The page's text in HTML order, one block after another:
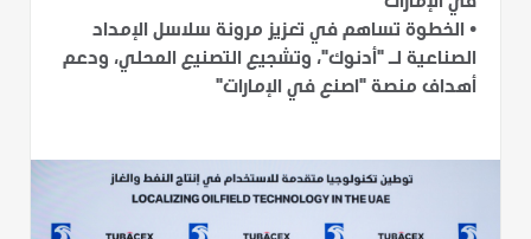
• الخطوة تساهم في تعزيز مرونة سلاسل الإمداد
الصناعية لـ "أدنوك"، وتشجيع التصنيع المحلي، ودعم
أهداف منصة "اصنع في الإمارات"